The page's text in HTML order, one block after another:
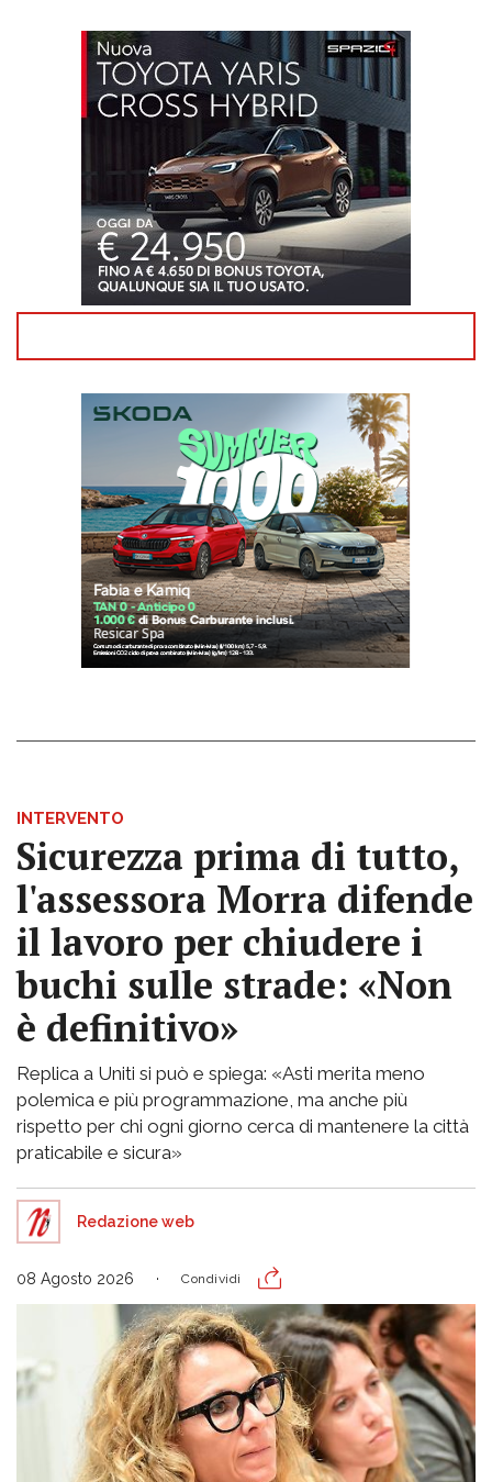
INTERVENTO
Sicurezza prima di tutto,
l'assessora Morra difende
il lavoro per chiudere i
buchi sulle strade: «Non
è definitivo»
Replica a Uniti si può e spiega: «Asti merita meno
polemica e più programmazione, ma anche più
rispetto per chi ogni giorno cerca di mantenere la città
praticabile e sicura»
Redazione web
08 Agosto 2026 Condividi